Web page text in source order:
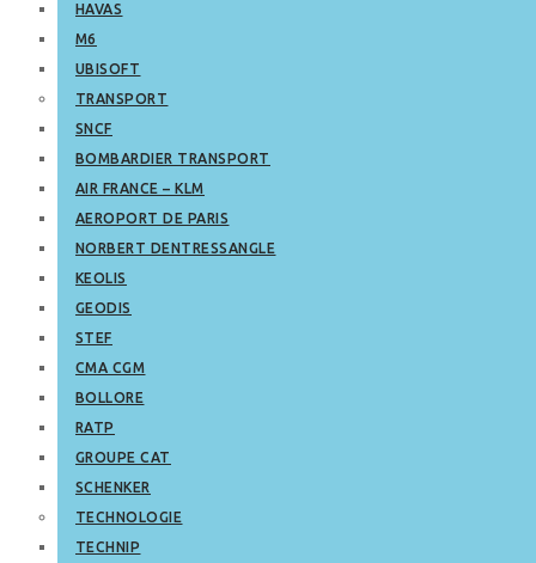
HAVAS
M6
UBISOFT
TRANSPORT
SNCF
BOMBARDIER TRANSPORT
AIR FRANCE – KLM
AEROPORT DE PARIS
NORBERT DENTRESSANGLE
KEOLIS
GEODIS
STEF
CMA CGM
BOLLORE
RATP
GROUPE CAT
SCHENKER
TECHNOLOGIE
TECHNIP